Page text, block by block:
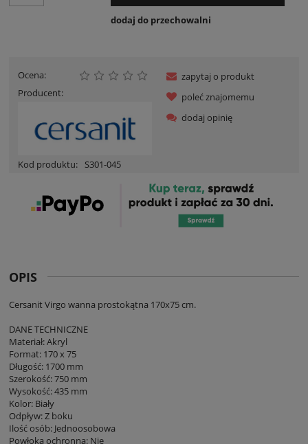
dodaj do przechowalni
Ocena:
Producent:
Kod produktu: S301-045
zapytaj o produkt
poleć znajomemu
dodaj opinię
OPIS
Cersanit Virgo wanna prostokątna 170x75 cm.
DANE TECHNICZNE
Materiał: Akryl
Format: 170 x 75
Długość: 1700 mm
Szerokość: 750 mm
Wysokość: 435 mm
Kolor: Biały
Odpływ: Z boku
Ilość osób: Jednoosobowa
Powłoka ochronna: Nie